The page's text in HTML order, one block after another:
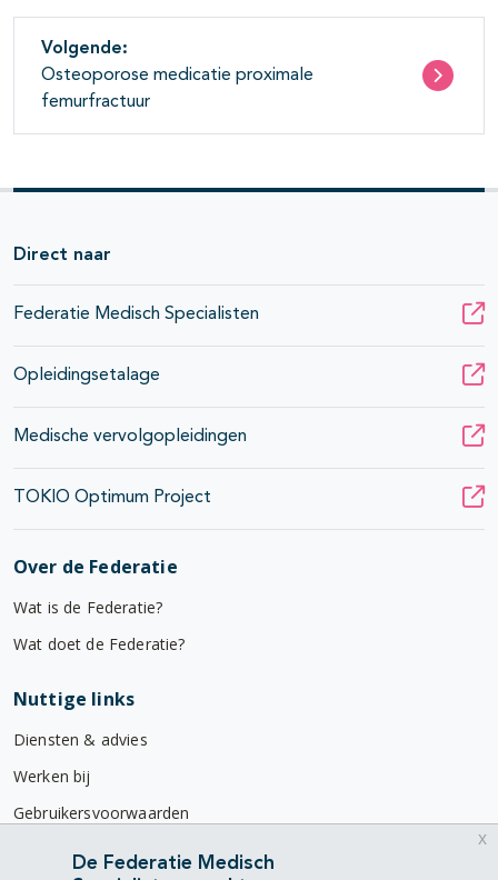
Volgende:
Osteoporose medicatie proximale
femurfractuur
Direct naar
Federatie Medisch Specialisten
Opleidingsetalage
Medische vervolgopleidingen
TOKIO Optimum Project
Over de Federatie
Wat is de Federatie?
Wat doet de Federatie?
Nuttige links
Diensten & advies
Werken bij
Gebruikersvoorwaarden
Privacyverklaring
De Federatie Medisch
x